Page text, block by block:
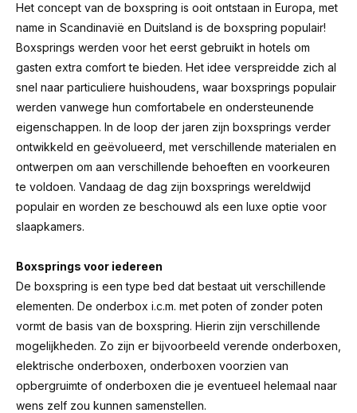
Het concept van de boxspring is ooit ontstaan in Europa, met
name in Scandinavië en Duitsland is de boxspring populair!
Boxsprings werden voor het eerst gebruikt in hotels om
gasten extra comfort te bieden. Het idee verspreidde zich al
snel naar particuliere huishoudens, waar boxsprings populair
werden vanwege hun comfortabele en ondersteunende
eigenschappen. In de loop der jaren zijn boxsprings verder
ontwikkeld en geëvolueerd, met verschillende materialen en
ontwerpen om aan verschillende behoeften en voorkeuren
te voldoen. Vandaag de dag zijn boxsprings wereldwijd
populair en worden ze beschouwd als een luxe optie voor
slaapkamers.
Boxsprings voor iedereen
De boxspring is een type bed dat bestaat uit verschillende
elementen. De onderbox i.c.m. met poten of zonder poten
vormt de basis van de boxspring. Hierin zijn verschillende
mogelijkheden. Zo zijn er bijvoorbeeld verende onderboxen,
elektrische onderboxen, onderboxen voorzien van
opbergruimte of onderboxen die je eventueel helemaal naar
wens zelf zou kunnen samenstellen.